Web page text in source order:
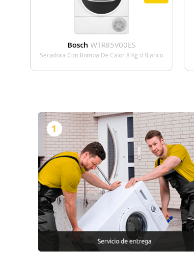
Bosch WTR85V00ES
Secadora Con Bomba De Calor 8 Kg d Blanco